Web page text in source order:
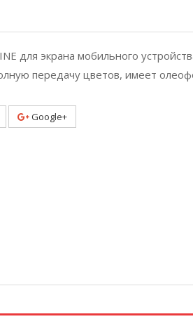
для экрана мобильного
передачу цветов, имеет
Google+